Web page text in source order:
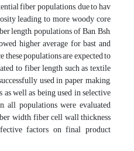
fiber populations, due to hav
leading to more woody core
length, populations of Ban, Bsh,
higher average for bast and
populations are expected to
to fiber length such as textile
used in paper making,
well as being used in selective
all populations were evaluated
width, fiber cell wall thickness
factors on final product